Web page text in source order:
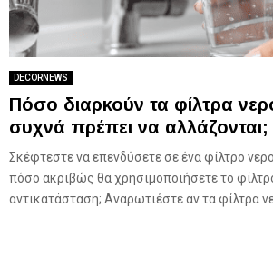
DECORNEWS
Πόσο διαρκούν τα φίλτρα
συχνά πρέπει να αλλάζονται;
Σκέφτεστε να επενδύσετε σε ένα φίλτρο
πόσο ακριβώς θα χρησιμοποιήσετε το
αντικατάσταση; Αναρωτιέστε αν τα φίλτρα